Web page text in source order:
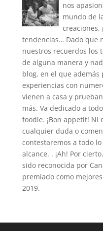
nos
mundo de
tendencias… Dado que
nuestros recuerdos los
de alguna manera y
blog, en el que
experiencias con
vienen a casa y
más. Va dedicado a
foodie. ¡Bon appetit! Ni
cualquier duda o
contestaremos a todo
alcance. . ¡Ah! Por
sido reconocida por
premiado como
2019.